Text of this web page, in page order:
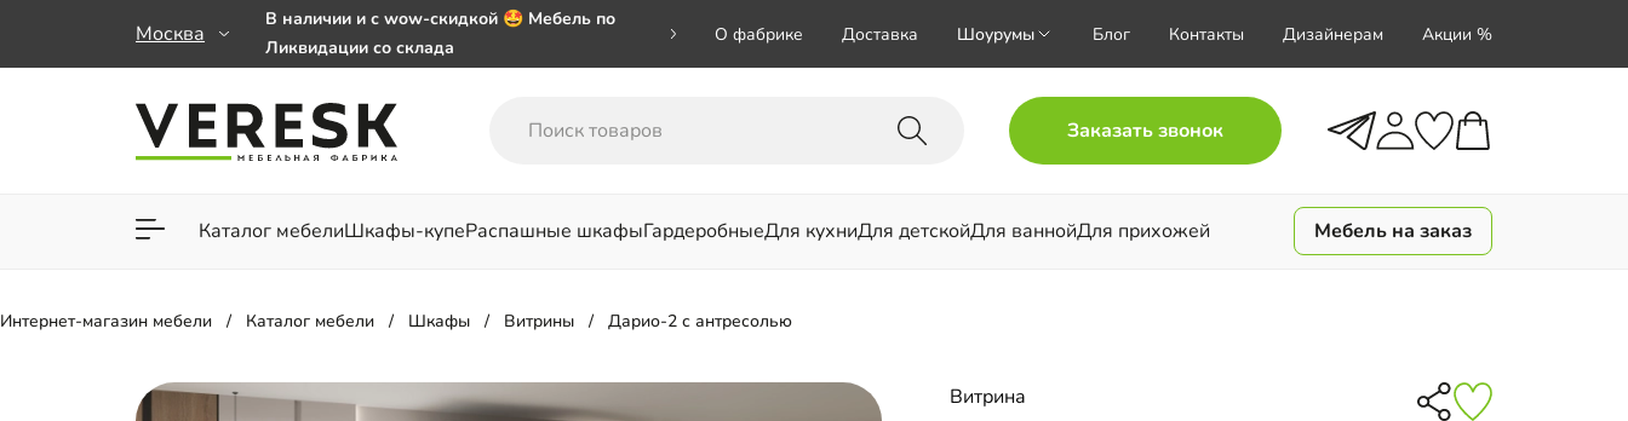
Москва
В наличии и с wow-скидкой 🤩 Мебель по
Ликвидации со склада
заказе от 50 000 ₽
Важно! Наш Whatsapp переехал на номер
О фабрике Доставка Шоурумы Блог Контакты Дизайнерам Акции %
Заказать звонок
Каталог мебелиШкафы-купеРаспашные шкафыГардеробныеДля кухниДля детскойДля ваннойДля прихожей
Для гостиной Для спальни
Мебель на заказ
Интернет-магазин мебели Каталог мебели Шкафы Витрины Дарио-2 с антресолью
Витрина